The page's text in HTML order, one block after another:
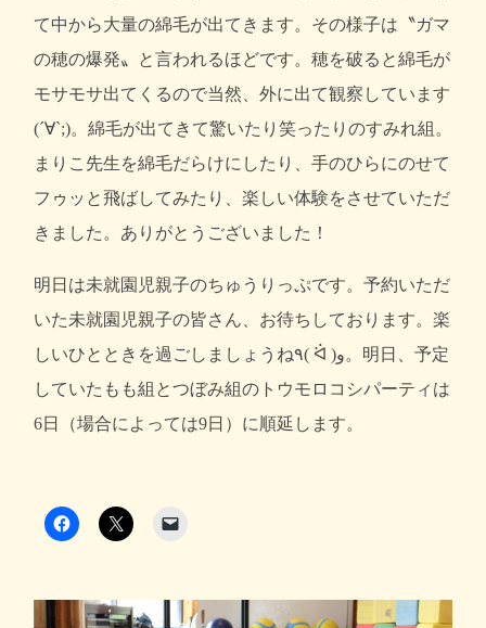
て中から大量の綿毛が出てきます。その様子は〝ガマ
の穂の爆発〟と言われるほどです。穂を破ると綿毛が
モサモサ出てくるので当然、外に出て観察しています
(´∀`;)。綿毛が出てきて驚いたり笑ったりのすみれ組。
まりこ先生を綿毛だらけにしたり、手のひらにのせて
フゥッと飛ばしてみたり、楽しい体験をさせていただ
きました。ありがとうございました！
明日は未就園児親子のちゅうりっぷです。予約いただ
いた未就園児親子の皆さん、お待ちしております。楽
しいひとときを過ごしましょうね٩( ᐛ )و。明日、予定
していたもも組とつぼみ組のトウモロコシパーティは
6日（場合によっては9日）に順延します。